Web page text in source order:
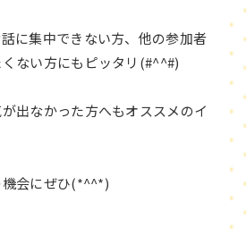
に集中できない方、他の参加者
くない方にもピッタリ(#^^#)
出なかった方へもオススメのイ
会にぜひ(*^^*)